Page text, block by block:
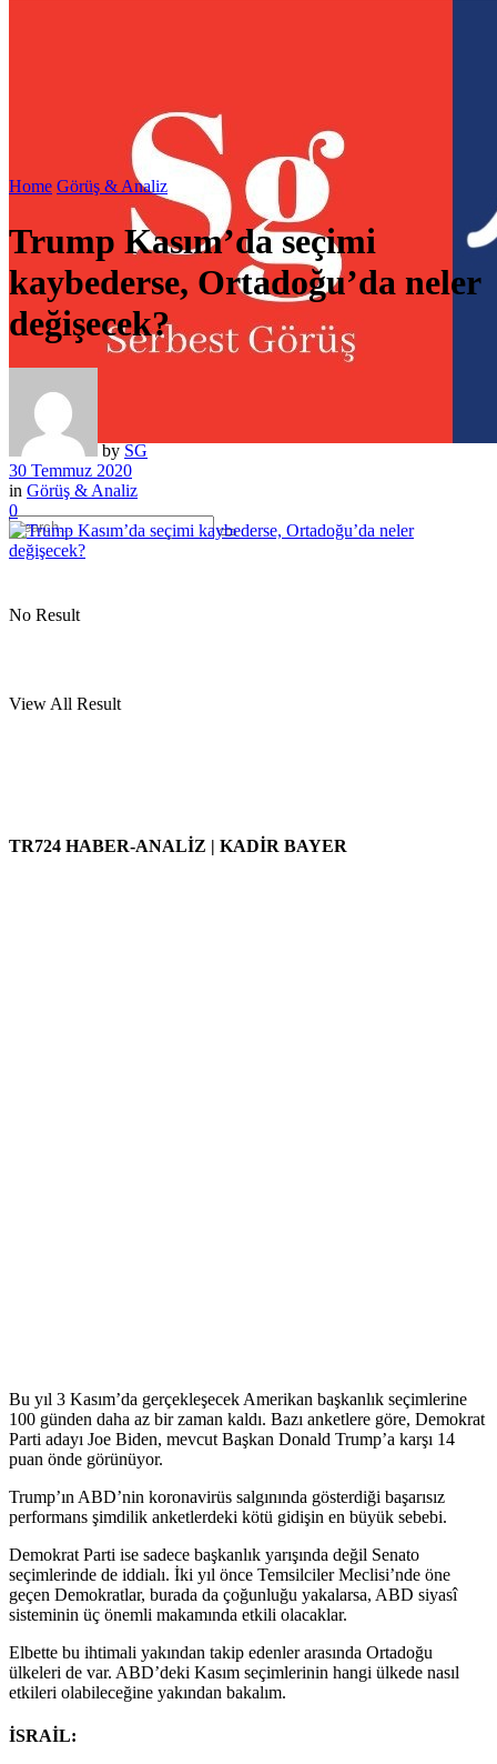
No Result
View All Result
Home Görüş & Analiz
Trump Kasım’da seçimi
kaybederse, Ortadoğu’da neler
değişecek?
by SG
30 Temmuz 2020
in Görüş & Analiz
0
TR724 HABER-ANALİZ | KADİR BAYER
Bu yıl 3 Kasım’da gerçekleşecek Amerikan başkanlık seçimlerine
100 günden daha az bir zaman kaldı. Bazı anketlere göre, Demokrat
Parti adayı Joe Biden, mevcut Başkan Donald Trump’a karşı 14
puan önde görünüyor.
Trump’ın ABD’nin koronavirüs salgınında gösterdiği başarısız
performans şimdilik anketlerdeki kötü gidişin en büyük sebebi.
Demokrat Parti ise sadece başkanlık yarışında değil Senato
seçimlerinde de iddialı. İki yıl önce Temsilciler Meclisi’nde öne
geçen Demokratlar, burada da çoğunluğu yakalarsa, ABD siyasî
sisteminin üç önemli makamında etkili olacaklar.
Elbette bu ihtimali yakından takip edenler arasında Ortadoğu
ülkeleri de var. ABD’deki Kasım seçimlerinin hangi ülkede nasıl
etkileri olabileceğine yakından bakalım.
İSRAİL: